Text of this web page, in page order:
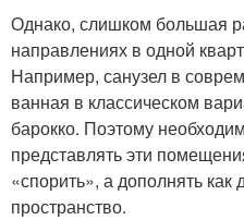
Однако, слишком большая
направлениях в одной
Например, санузел в
ванная в классическом
барокко. Поэтому
представлять эти
«спорить», а дополнять как
пространство.